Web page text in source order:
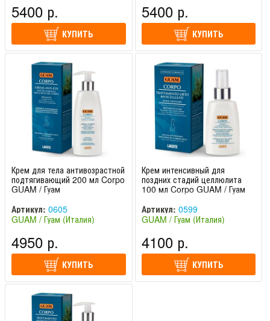
5400 р.
КУПИТЬ
5400 р.
КУПИТЬ
Крем для тела антивозрастной
подтягивающий 200 мл Corpo
GUAM / Гуам
Артикул: 0605
GUAM / Гуам (Италия)
4950 р.
КУПИТЬ
Крем интенсивный для
поздних стадий целлюлита
100 мл Corpo GUAM / Гуам
Артикул: 0599
GUAM / Гуам (Италия)
4100 р.
КУПИТЬ